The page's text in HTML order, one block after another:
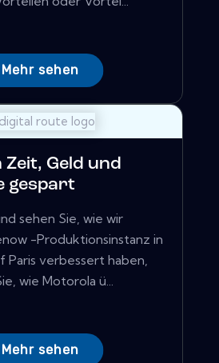
Mehr sehen
Geld und
gespart
sehen Sie, wie wir
-Produktionsinstanz in
Paris verbessert haben,
wie Motorola ü...
Mehr sehen